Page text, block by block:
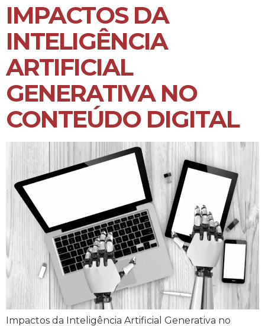
IMPACTOS DA
INTELIGÊNCIA
ARTIFICIAL
GENERATIVA NO
CONTEÚDO DIGITAL
Impactos da Inteligência Artificial Generativa no